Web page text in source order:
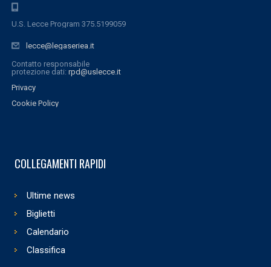
U.S. Lecce Program 375.5199059
lecce@legaseriea.it
Contatto responsabile
protezione dati: rpd@uslecce.it
Privacy
Cookie Policy
COLLEGAMENTI RAPIDI
Ultime news
Biglietti
Calendario
Classifica